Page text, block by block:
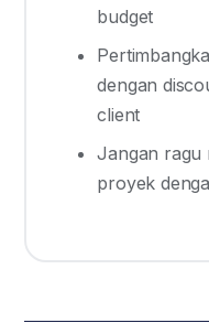
budget
dengan
client
Jangan ragu
proyek